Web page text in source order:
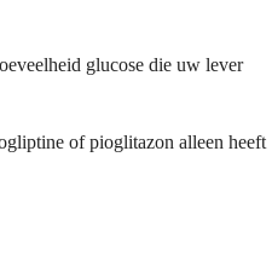
glucose die uw lever
of pioglitazon alleen heeft